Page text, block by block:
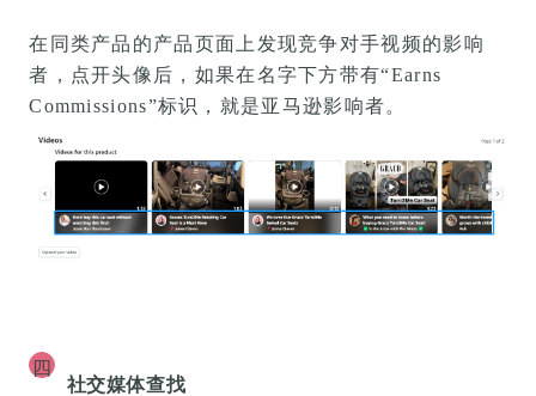
在同类产品的产品页面上发现竞争对手视频的影响
者，点开头像后，如果在名字下方带有“Earns
Commissions”标识，就是亚马逊影响者。
四
社交媒体查找